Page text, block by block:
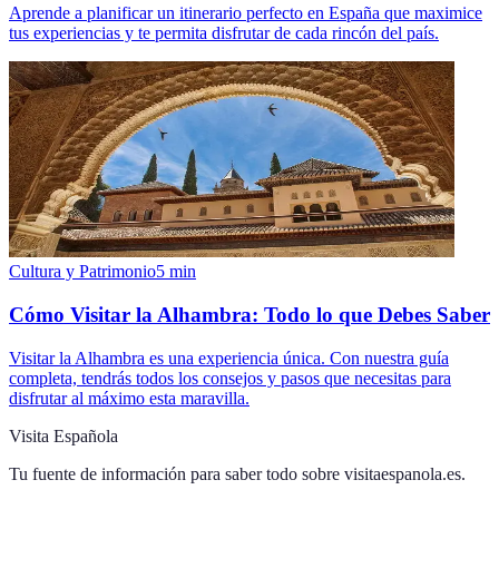
Aprende a planificar un itinerario perfecto en España que maximice
tus experiencias y te permita disfrutar de cada rincón del país.
Cultura y Patrimonio5 min
Cómo Visitar la Alhambra: Todo lo que Debes Saber
Visitar la Alhambra es una experiencia única. Con nuestra guía
completa, tendrás todos los consejos y pasos que necesitas para
disfrutar al máximo esta maravilla.
Visita Española
Tu fuente de información para saber todo sobre visitaespanola.es.